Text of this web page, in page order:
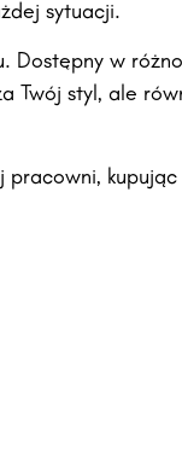
sytuacji.
Dostępny w
Twój styl, ale
pracowni, kupując